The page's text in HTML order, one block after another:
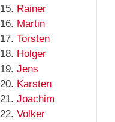
Rainer
Martin
Torsten
Holger
Jens
Karsten
Joachim
Volker